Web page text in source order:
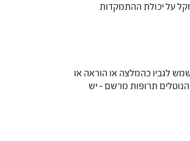
על יכולת ההתמקדות
לגביו כהמלצה או הוראה או
תרופות מרשם – יש